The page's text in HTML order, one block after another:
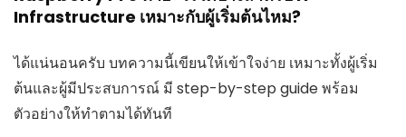
Infrastructure เหมาะกับผู้เริ่มต้นไหม?
ได้แน่นอนครับ บทความนี้เขียนให้เข้าใจง่าย เหมาะทั้งผู้เริ่ม
ต้นและผู้มีประสบการณ์ มี step-by-step guide พร้อม
ตัวอย่างให้ทำตามได้ทันที